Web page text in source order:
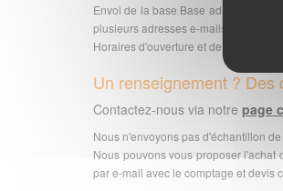
Envoi de la base Base adresses
plusieurs adresses e-mails pour la
Horaires d'ouverture et de traitement
Un renseignement ? Des
Contactez-nous via notre page
Nous n'envoyons pas d'échantillon de
Nous pouvons vous proposer
par e-mail avec le comptage et devis